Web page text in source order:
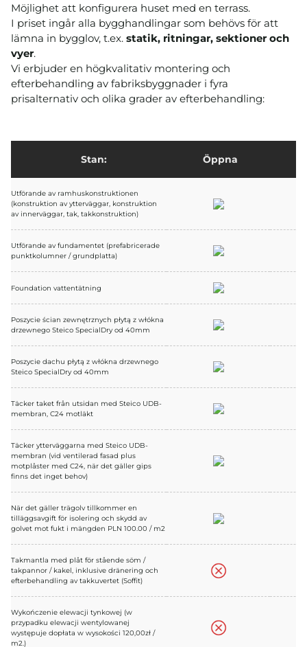
Möjlighet att konfigurera huset med en terrass.
I priset ingår alla bygghandlingar som behövs för att
lämna in bygglov, t.ex. statik, ritningar, sektioner och
vyer.
Vi erbjuder en högkvalitativ montering och
efterbehandling av fabriksbyggnader i fyra
prisalternativ och olika grader av efterbehandling:
Stan: Öppna
Utförande av ramhuskonstruktionen
(konstruktion av ytterväggar, konstruktion
av innerväggar, tak, takkonstruktion)
Utförande av fundamentet (prefabricerade
punktkolumner / grundplatta)
Foundation vattentätning
Poszycie ścian zewnętrznych płytą z włókna
drzewnego Steico SpecialDry od 40mm
Poszycie dachu płytą z włókna drzewnego
Steico SpecialDry od 40mm
Täcker taket från utsidan med Steico UDB-
membran, C24 motläkt
Täcker ytterväggarna med Steico UDB-
membran (vid ventilerad fasad plus
motplåster med C24, när det gäller gips
finns det inget behov)
När det gäller trägolv tillkommer en
tilläggsavgift för isolering och skydd av
golvet mot fukt i mängden PLN 100.00 / m2
Takmantla med plåt för stående söm /
takpannor / kakel, inklusive dränering och
efterbehandling av takkuvertet (Soffit)
Wykończenie elewacji tynkowej (w
przypadku elewacji wentylowanej
występuje dopłata w wysokości 120,00zł /
m2.)